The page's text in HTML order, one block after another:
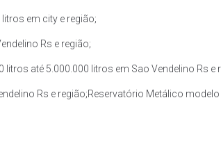
em city e região;
Rs e região;
até 5.000.000 litros em Sao Vendelino Rs e
Rs e região;Reservatório Metálico